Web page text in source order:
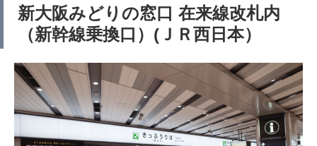
新大阪みどりの窓口 在来線改札内
（新幹線乗換口）(ＪＲ西日本）